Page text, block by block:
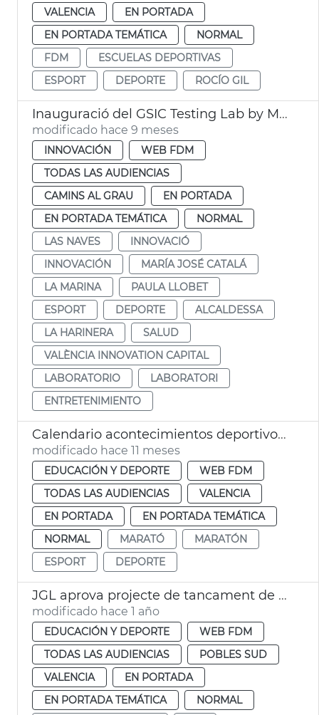
VALENCIA
EN PORTADA
EN PORTADA TEMÁTICA
NORMAL
FDM
ESCUELAS DEPORTIVAS
ESPORT
DEPORTE ROCÍO GIL
Inauguració del GSIC Testing Lab by Microsoft
modificado hace 9 meses
INNOVACIÓN
WEB FDM
TODAS LAS AUDIENCIAS
CAMINS AL GRAU
EN PORTADA
EN PORTADA TEMÁTICA
NORMAL
LAS NAVES
INNOVACIÓ
INNOVACIÓN
MARÍA JOSÉ CATALÁ
LA MARINA
PAULA LLOBET
ESPORT
DEPORTE
ALCALDESSA
LA HARINERA
SALUD
VALÈNCIA INNOVATION CAPITAL
LABORATORIO
LABORATORI
ENTRETENIMIENTO
Calendario acontecimientos deportivos 2025 y 2026 València
modificado hace 11 meses
EDUCACIÓN Y DEPORTE
WEB FDM
TODAS LAS AUDIENCIAS
VALENCIA
EN PORTADA
EN PORTADA TEMÁTICA
NORMAL
MARATÓ
MARATÓN
ESPORT
DEPORTE
JGL aprova projecte de tancament de l'IDE de Castellar-l'Oliveral València
modificado hace 1 año
EDUCACIÓN Y DEPORTE
WEB FDM
TODAS LAS AUDIENCIAS
POBLES SUD
VALENCIA
EN PORTADA
EN PORTADA TEMÁTICA
NORMAL